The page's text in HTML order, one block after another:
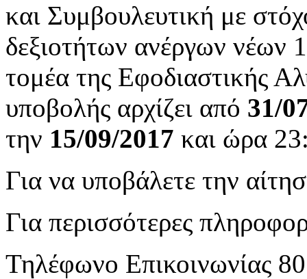
και Συμβουλευτική με
δεξιοτήτων ανέργων νέων
τομέα της Εφοδιαστικής
υποβολής αρχίζει από 31/
την 15/09/2017 και ώρα
Για να υποβάλετε την
Για περισσότερες
Τηλέφωνο Επικοινωνίας